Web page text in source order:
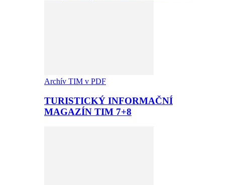
Archív TIM v PDF
TURISTICKÝ INFORMAČNÍ
MAGAZÍN TIM 7+8